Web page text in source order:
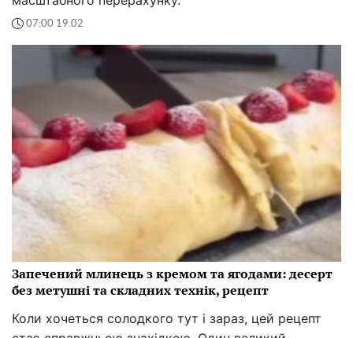
07:00 19.02
Запечений млинець з кремом та ягодами: десерт
без метушні та складних технік, рецепт
Коли хочеться солодкого тут і зараз, цей рецепт